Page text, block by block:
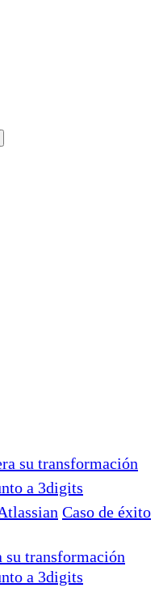
Caso de éxito
su transformación
a 3digits